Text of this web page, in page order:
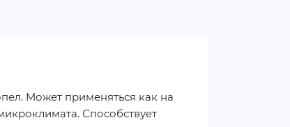
Может применяться как на
Способствует